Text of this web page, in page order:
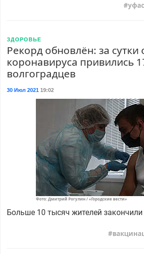
уфас
ЗДОРОВЬЕ
Рекорд обновлён: за сутки
коронавируса привились
волгоградцев
30 Июл 202119:02
Фото: Дмитрий Рогулин / «Городские вести»
Больше 10 тысяч жителей